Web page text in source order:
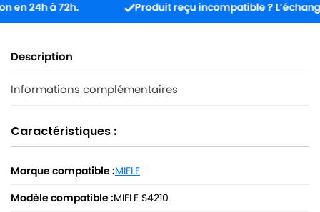
à 72h. Produit reçu incompatible ? L’échange
Description
Informations complémentaires
Caractéristiques :
Marque compatible :MIELE
Modèle compatible :MIELE S4210